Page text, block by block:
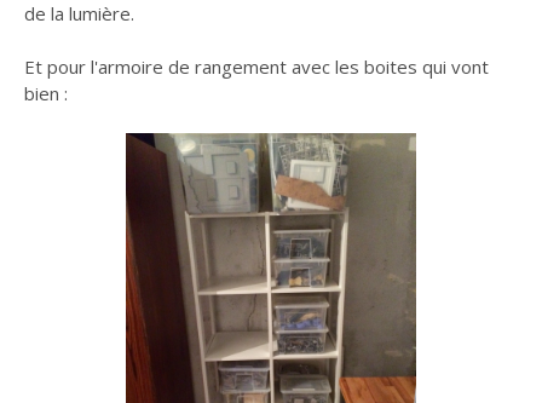
de la lumière.
Et pour l'armoire de rangement avec les boites qui vont
bien :